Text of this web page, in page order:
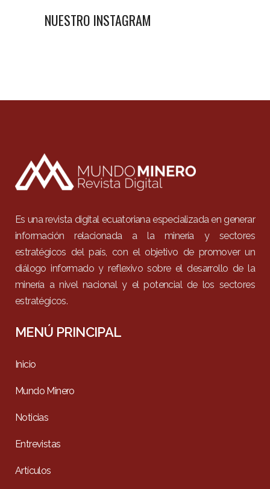
NUESTRO INSTAGRAM
Es una revista digital ecuatoriana especializada en generar
información relacionada a la minería y sectores
estratégicos del país, con el objetivo de promover un
diálogo informado y reflexivo sobre el desarrollo de la
minería a nivel nacional y el potencial de los sectores
estratégicos.
MENÚ PRINCIPAL
Inicio
Mundo Minero
Noticias
Entrevistas
Artículos